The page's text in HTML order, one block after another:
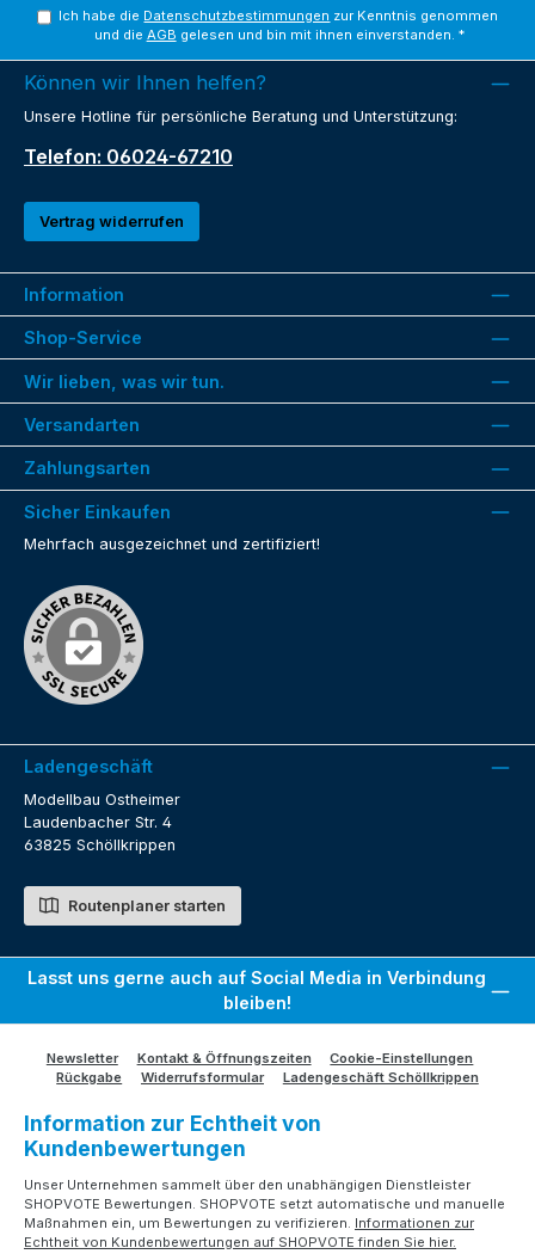
Ich habe die Datenschutzbestimmungen zur Kenntnis genommen
und die AGB gelesen und bin mit ihnen einverstanden. *
Können wir Ihnen helfen?
Unsere Hotline für persönliche Beratung und Unterstützung:
Telefon: 06024-67210
Vertrag widerrufen
Information
Shop-Service
Wir lieben, was wir tun.
Versandarten
Zahlungsarten
Sicher Einkaufen
Mehrfach ausgezeichnet und zertifiziert!
Ladengeschäft
Modellbau Ostheimer
Laudenbacher Str. 4
63825 Schöllkrippen
Routenplaner starten
Lasst uns gerne auch auf Social Media in Verbindung
bleiben!
Newsletter Kontakt & Öffnungszeiten
Cookie-Einstellungen
Rückgabe
Widerrufsformular Ladengeschäft Schöllkrippen
Information zur Echtheit von
Kundenbewertungen
Unser Unternehmen sammelt über den unabhängigen Dienstleister
SHOPVOTE Bewertungen. SHOPVOTE setzt automatische und manuelle
Maßnahmen ein, um Bewertungen zu verifizieren. Informationen zur
Echtheit von Kundenbewertungen auf SHOPVOTE finden Sie hier.